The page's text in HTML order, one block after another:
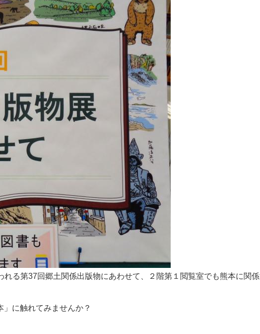
る第37回郷土関係出版物にあわせて、２階第１閲覧室でも熊本に関
に触れてみませんか？